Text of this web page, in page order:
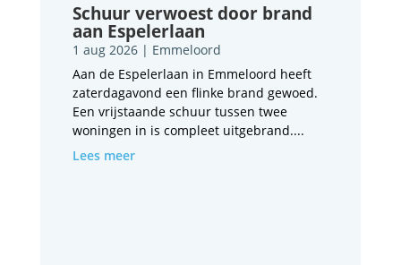
Schuur verwoest door brand
aan Espelerlaan
1 aug 2026| Emmeloord
Aan de Espelerlaan in Emmeloord heeft
zaterdagavond een flinke brand gewoed.
Een vrijstaande schuur tussen twee
woningen in is compleet uitgebrand....
Lees meer